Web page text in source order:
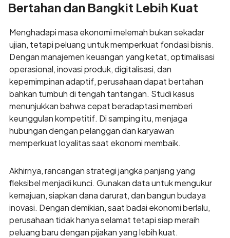
Bertahan dan Bangkit Lebih Kuat
Menghadapi masa ekonomi melemah bukan sekadar
ujian, tetapi peluang untuk memperkuat fondasi bisnis.
Dengan manajemen keuangan yang ketat, optimalisasi
operasional, inovasi produk, digitalisasi, dan
kepemimpinan adaptif, perusahaan dapat bertahan
bahkan tumbuh di tengah tantangan. Studi kasus
menunjukkan bahwa cepat beradaptasi memberi
keunggulan kompetitif. Di samping itu, menjaga
hubungan dengan pelanggan dan karyawan
memperkuat loyalitas saat ekonomi membaik.
Akhirnya, rancangan strategi jangka panjang yang
fleksibel menjadi kunci. Gunakan data untuk mengukur
kemajuan, siapkan dana darurat, dan bangun budaya
inovasi. Dengan demikian, saat badai ekonomi berlalu,
perusahaan tidak hanya selamat tetapi siap meraih
peluang baru dengan pijakan yang lebih kuat.